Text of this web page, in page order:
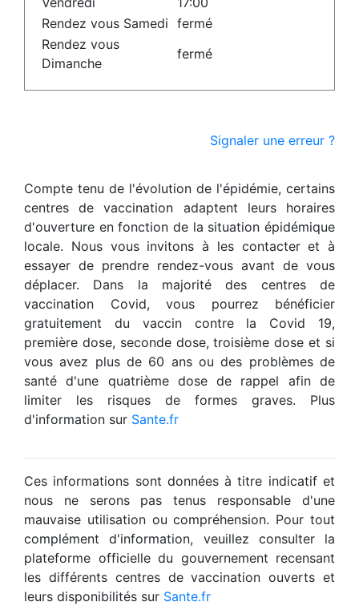
Rendez vous Samedi fermé
Rendez vous
Dimanche
fermé
Signaler une erreur ?
Compte tenu de l'évolution de l'épidémie, certains
centres de vaccination adaptent leurs horaires
d'ouverture en fonction de la situation épidémique
locale. Nous vous invitons à les contacter et à
essayer de prendre rendez-vous avant de vous
déplacer. Dans la majorité des centres de
vaccination Covid, vous pourrez bénéficier
gratuitement du vaccin contre la Covid 19,
première dose, seconde dose, troisième dose et si
vous avez plus de 60 ans ou des problèmes de
santé d'une quatrième dose de rappel afin de
limiter les risques de formes graves. Plus
d'information sur Sante.fr
Ces informations sont données à titre indicatif et
nous ne serons pas tenus responsable d'une
mauvaise utilisation ou compréhension. Pour tout
complément d'information, veuillez consulter la
plateforme officielle du gouvernement recensant
les différents centres de vaccination ouverts et
leurs disponibilités sur Sante.fr